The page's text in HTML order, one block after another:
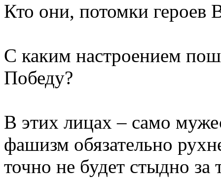
Кто они, потомки героев
С каким настроением
Победу?
В этих лицах – само
фашизм обязательно
точно не будет стыдно за